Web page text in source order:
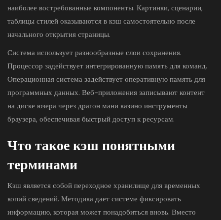
наиболее востребованные компоненты. Картинки, сценарии,
таблицы стилей оказываются в кэш самостоятельно после
начального открытия страницы.
Система использует разнообразные слои сохранения.
Процессор задействует интегрированную память для команд.
Операционная система задействует оперативную память для
программных данных. Веб-приложения записывают контент
на диске юзера через драгон мани казино инструменты
браузера, обеспечивая быстрый доступ к ресурсам.
Что такое кэш понятными
терминами
Кэш является собой переходное хранилище для временных
копий сведений. Методика дает системе фиксировать
информацию, которая может понадобиться вновь. Вместо